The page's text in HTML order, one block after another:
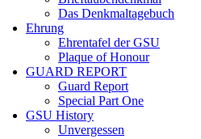
Das Denkmaltagebuch
Ehrung
Ehrentafel der GSU
Plaque of Honour
GUARD REPORT
Guard Report
Special Part One
GSU History
Unvergessen